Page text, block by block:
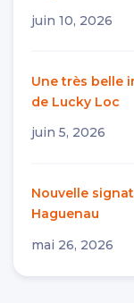
juin 10, 2026
Une très belle
de Lucky Loc
juin 5, 2026
Nouvelle
Haguenau
mai 26, 2026